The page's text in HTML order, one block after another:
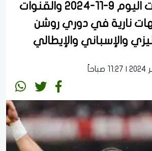
مواعيد مباريات اليوم 9-11-2024 والقنوات
نارية في دوري روشن
والإسباني والإيطالي